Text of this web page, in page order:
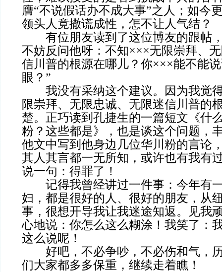
膺“不说假话办不成大事”之人；如今
领头人竟撒谎成性，怎不让人气结？
有位朋友读到了这位博友的跟帖，
不妨反问他呀：不知×××无限崇拜、
信川普的根源在哪儿？你×××能不能
眼？”
我没有采纳这个建议。因为我觉得
限崇拜、无限忠诚、无限迷信川普的
楚。正巧读到孔捷生的一篇短文《什
粉？这些都是》，也是谈这个问题，
他文中写到他身边几位华川粉的言论
其人其言都一无所知，或许也有我有
说一句：得罪了！
记得我曾经讲过一件事：今年有
妇，都是很好的人、很好的朋友，从
事，很想开导我让我迷途知返。见我
心地说：你怎么这么糊涂！我笑了：
这么说呢！
好吧，不必争吵，不必伤和气，
们大家都多多保重，继续走着瞧！